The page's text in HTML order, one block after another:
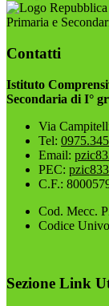
Primaria e
Contatti
Istituto
Secondaria di I°
Via
Tel:
Email:
PEC:
C.F.:
Cod. Mecc.
Codice
Sezione Link